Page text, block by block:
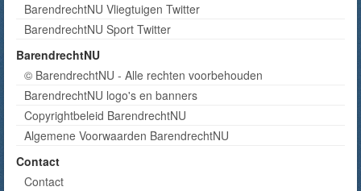
BarendrechtNU Vliegtuigen Twitter
BarendrechtNU Sport Twitter
BarendrechtNU
© BarendrechtNU - Alle rechten voorbehouden
BarendrechtNU logo's en banners
Copyrightbeleid BarendrechtNU
Algemene Voorwaarden BarendrechtNU
Contact
Contact